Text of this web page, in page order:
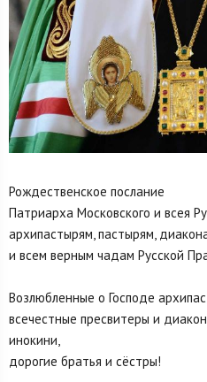
Рождественское послание
Патриарха Московского и всея
архипастырям, пастырям,
и всем верным чадам Русской
Возлюбленные о Господе
всечестные пресвитеры и
инокини,
дорогие братья и сёстры!